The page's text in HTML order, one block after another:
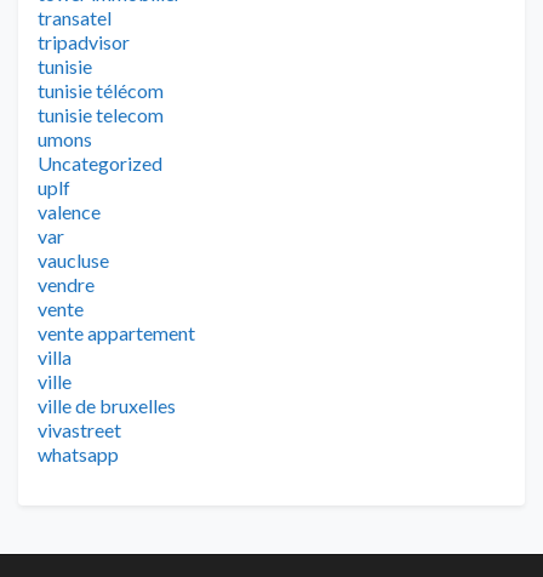
transatel
tripadvisor
tunisie
tunisie télécom
tunisie telecom
umons
Uncategorized
uplf
valence
var
vaucluse
vendre
vente
vente appartement
villa
ville
ville de bruxelles
vivastreet
whatsapp